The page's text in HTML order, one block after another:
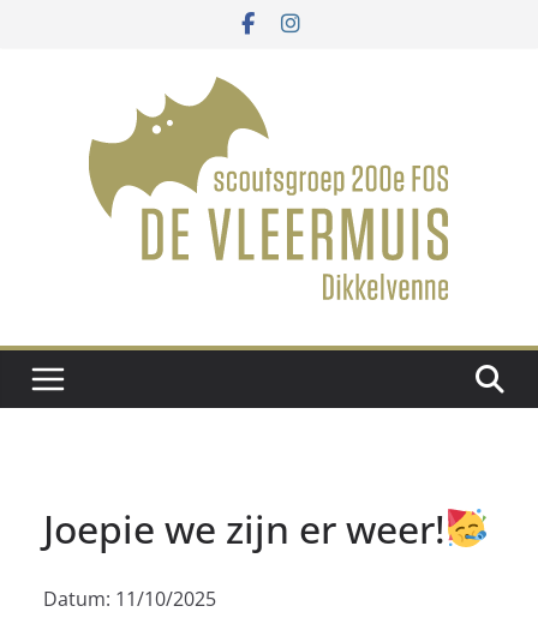
Joepie we zijn er weer!
Datum: 11/10/2025